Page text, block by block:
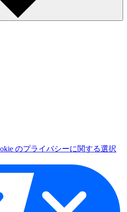
のプライバシーに関する選択